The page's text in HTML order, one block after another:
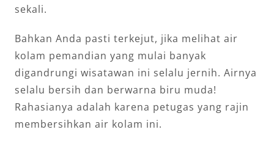
sekali.
Bahkan Anda pasti terkejut, jika melihat air
kolam pemandian yang mulai banyak
digandrungi wisatawan ini selalu jernih. Airnya
selalu bersih dan berwarna biru muda!
Rahasianya adalah karena petugas yang rajin
membersihkan air kolam ini.